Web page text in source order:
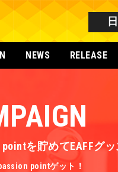
NEWS RELEASE
を貯めてEAFFグ
pointゲット！